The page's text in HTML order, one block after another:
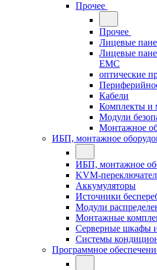
Прочее
Прочее
Лицевые
Лицевые
EMC
оптические
Кабели
Комплекты и
Модули
Монтажное
ИБП, монтажное
ИБП, монтажное
KVM-
Аккумуляторы
Источники
Модули
Монтажные
Серверные шкафы
Системы
Программное